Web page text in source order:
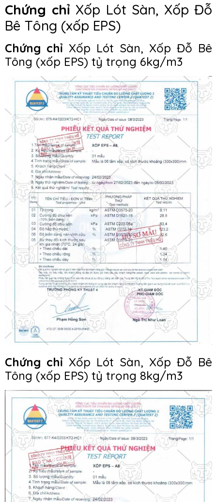
Chứng chỉ Xốp Lót Sàn, Xốp Đỗ
Bê Tông (xốp EPS)
Chứng chỉ Xốp Lót Sàn, Xốp Đỗ Bê
Tông (xốp EPS) tỷ trọng 6kg/m3
Chứng chỉ Xốp Lót Sàn, Xốp Đỗ Bê
Tông (xốp EPS) tỷ trọng 8kg/m3